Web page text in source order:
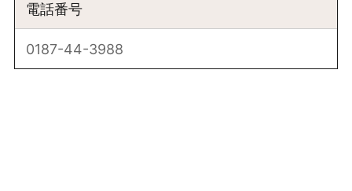
電話番号
0187-44-3988